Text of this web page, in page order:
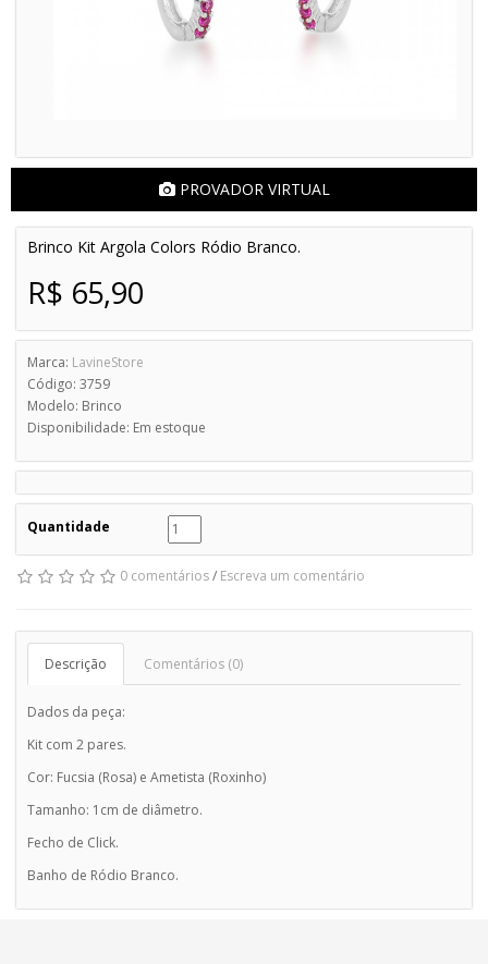
PROVADOR VIRTUAL
Brinco Kit Argola Colors Ródio Branco.
R$ 65,90
Marca: LavineStore
Código: 3759
Modelo: Brinco
Disponibilidade: Em estoque
Quantidade
0 comentários/ Escreva um comentário
Descrição Comentários (0)
Dados da peça:
Kit com 2 pares.
Cor: Fucsia (Rosa) e Ametista (Roxinho)
Tamanho: 1cm de diâmetro.
Fecho de Click.
Banho de Ródio Branco.